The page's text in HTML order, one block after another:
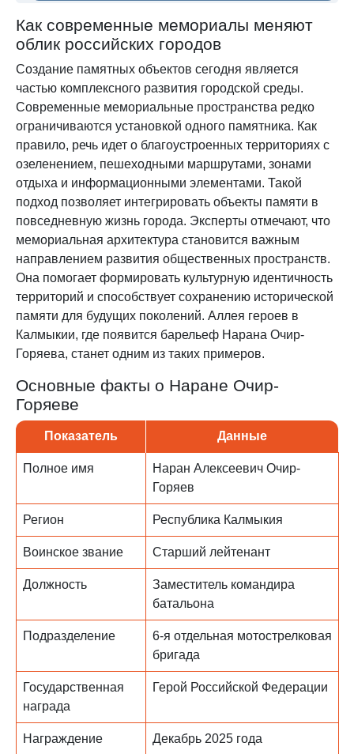
Как современные мемориалы меняют
облик российских городов
Создание памятных объектов сегодня является
частью комплексного развития городской среды.
Современные мемориальные пространства редко
ограничиваются установкой одного памятника. Как
правило, речь идет о благоустроенных территориях с
озеленением, пешеходными маршрутами, зонами
отдыха и информационными элементами. Такой
подход позволяет интегрировать объекты памяти в
повседневную жизнь города. Эксперты отмечают, что
мемориальная архитектура становится важным
направлением развития общественных пространств.
Она помогает формировать культурную идентичность
территорий и способствует сохранению исторической
памяти для будущих поколений. Аллея героев в
Калмыкии, где появится барельеф Нарана Очир-
Горяева, станет одним из таких примеров.
Основные факты о Наране Очир-
Горяеве
Показатель Данные
Полное имя
Наран Алексеевич Очир-
Горяев
Регион Республика Калмыкия
Воинское звание Старший лейтенант
Должность
Заместитель командира
батальона
Подразделение
6-я отдельная мотострелковая
бригада
Государственная
награда
Герой Российской Федерации
Награждение Декабрь 2025 года